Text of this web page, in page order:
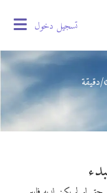
تسجيل دخول
دقيقة